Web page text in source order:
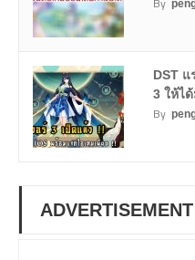
DST แ
3 ให้ไ
By
ADVERTISEMENT